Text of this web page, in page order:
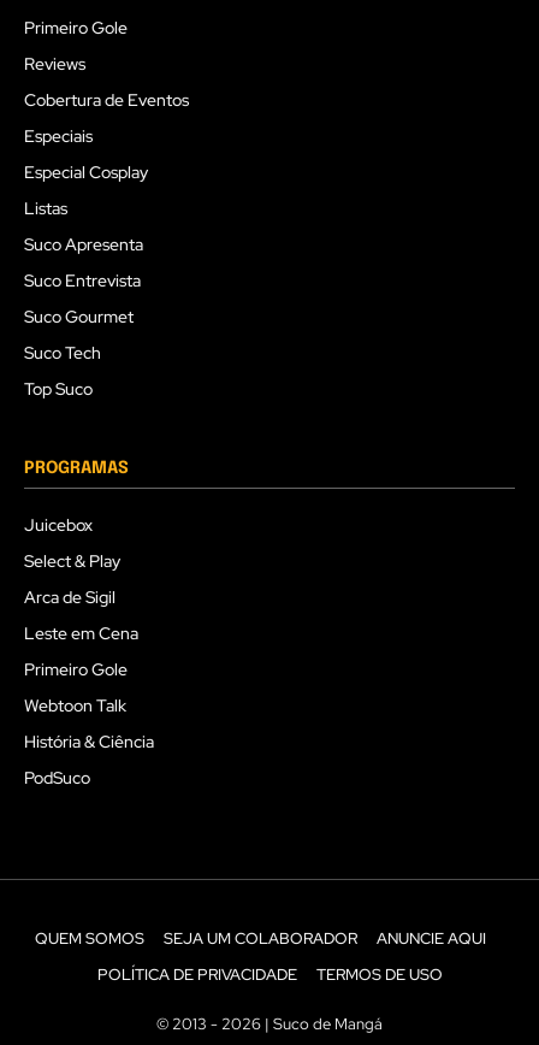
Primeiro Gole
Reviews
Cobertura de Eventos
Especiais
Especial Cosplay
Listas
Suco Apresenta
Suco Entrevista
Suco Gourmet
Suco Tech
Top Suco
PROGRAMAS
Juicebox
Select & Play
Arca de Sigil
Leste em Cena
Primeiro Gole
Webtoon Talk
História & Ciência
PodSuco
QUEM SOMOS SEJA UM COLABORADOR
ANUNCIE AQUI
POLÍTICA DE PRIVACIDADE
TERMOS DE USO
© 2013 - 2026 | Suco de Mangá